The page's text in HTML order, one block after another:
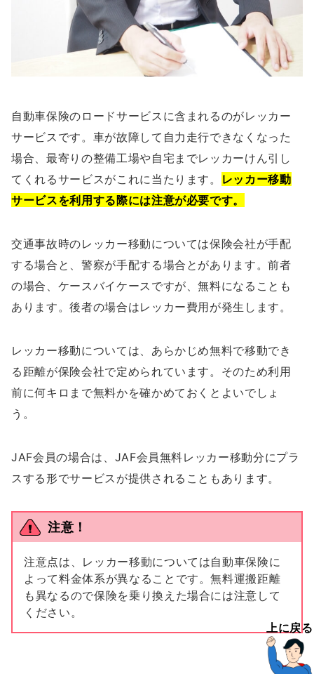
自動車保険のロードサービスに含まれるのがレッカー
サービスです。車が故障して自力走行できなくなった
場合、最寄りの整備工場や自宅までレッカーけん引し
てくれるサービスがこれに当たります。
レッカー移動
サービスを利用する際には注意が必要です。
交通事故時のレッカー移動については保険会社が手配
する場合と、警察が手配する場合とがあります。前者
の場合、ケースバイケースですが、無料になることも
あります。後者の場合はレッカー費用が発生します。
レッカー移動については、あらかじめ無料で移動でき
る距離が保険会社で定められています。そのため利用
前に何キロまで無料かを確かめておくとよいでしょ
う。
JAF会員の場合は、JAF会員無料レッカー移動分にプラ
スする形でサービスが提供されることもあります。
注意！
注意点は、レッカー移動については自動車保険に
よって料金体系が異なることです。無料運搬距離
も異なるので保険を乗り換えた場合には注意して
ください。
上に戻る